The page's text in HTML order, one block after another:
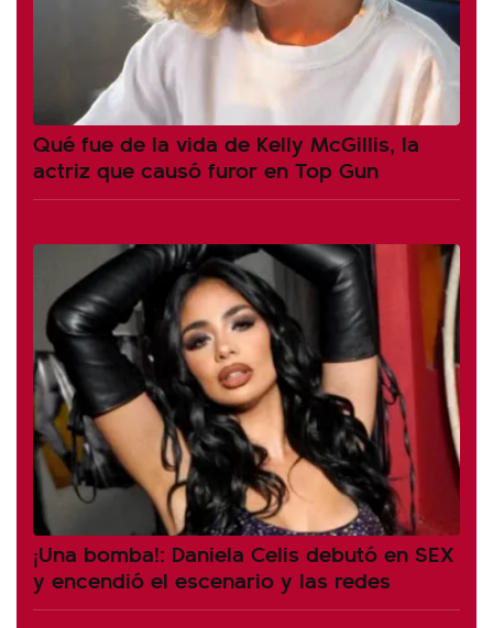
Qué fue de la vida de Kelly McGillis, la
actriz que causó furor en Top Gun
¡Una bomba!: Daniela Celis debutó en SEX
y encendió el escenario y las redes